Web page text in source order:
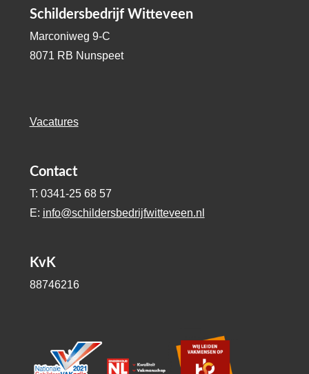
Schildersbedrijf Witteveen
Marconiweg 9-C
8071 RB Nunspeet
Vacatures
Contact
T: 0341-25 68 57
E: info@schildersbedrijfwitteveen.nl
KvK
88746216